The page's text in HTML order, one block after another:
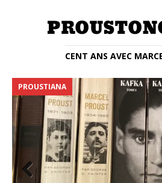
CENT ANS AVEC
PROUSTIANA